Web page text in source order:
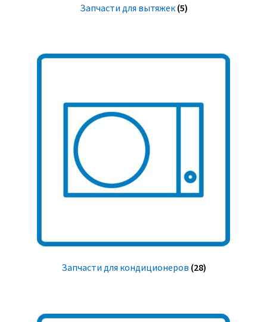
Запчасти для вытяжек (5)
Запчасти для кондиционеров (28)